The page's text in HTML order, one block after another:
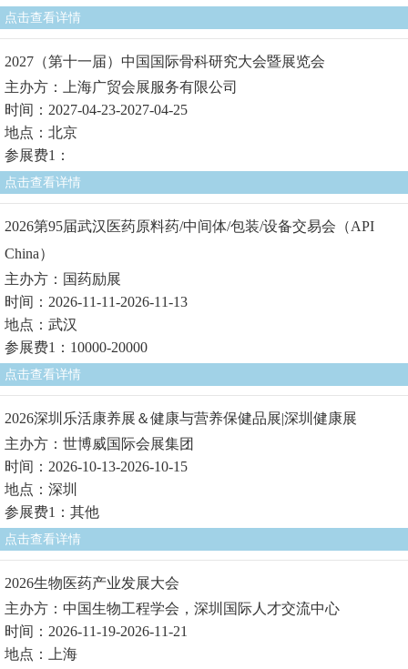
点击查看详情
2027（第十一届）中国国际骨科研究大会暨展览会
主办方：上海广贸会展服务有限公司
时间：2027-04-23-2027-04-25
地点：北京
参展费1：
点击查看详情
2026第95届武汉医药原料药/中间体/包装/设备交易会（API
China）
主办方：国药励展
时间：2026-11-11-2026-11-13
地点：武汉
参展费1：10000-20000
点击查看详情
2026深圳乐活康养展＆健康与营养保健品展|深圳健康展
主办方：世博威国际会展集团
时间：2026-10-13-2026-10-15
地点：深圳
参展费1：其他
点击查看详情
2026生物医药产业发展大会
主办方：中国生物工程学会，深圳国际人才交流中心
时间：2026-11-19-2026-11-21
地点：上海